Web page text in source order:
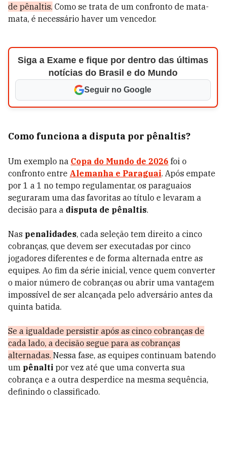
de pênaltis. Como se trata de um confronto de mata-
mata, é necessário haver um vencedor.
Siga a Exame e fique por dentro das últimas
notícias do Brasil e do Mundo
Seguir no Google
Como funciona a disputa por pênaltis?
Um exemplo na Copa do Mundo de 2026 foi o
confronto entre Alemanha e Paraguai. Após empate
por 1 a 1 no tempo regulamentar, os paraguaios
seguraram uma das favoritas ao título e levaram a
decisão para a disputa de pênaltis.
Nas penalidades, cada seleção tem direito a cinco
cobranças, que devem ser executadas por cinco
jogadores diferentes e de forma alternada entre as
equipes. Ao fim da série inicial, vence quem converter
o maior número de cobranças ou abrir uma vantagem
impossível de ser alcançada pelo adversário antes da
quinta batida.
Se a igualdade persistir após as cinco cobranças de
cada lado, a decisão segue para as cobranças
alternadas. Nessa fase, as equipes continuam batendo
um pênalti por vez até que uma converta sua
cobrança e a outra desperdice na mesma sequência,
definindo o classificado.